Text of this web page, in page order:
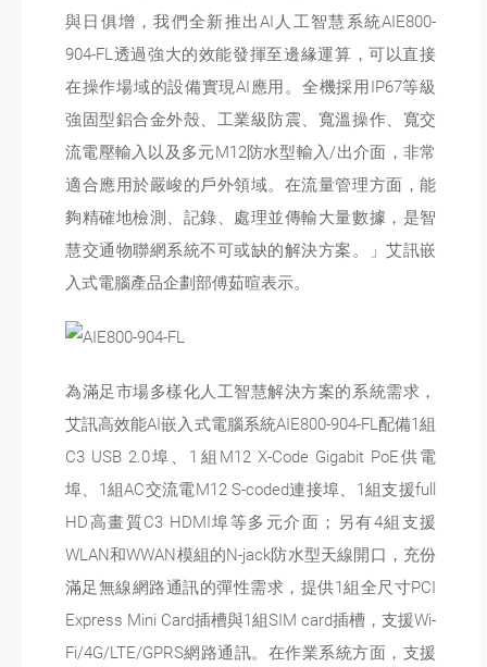
與日俱增，我們全新推出AI人工智慧系統AIE800-
904-FL透過強大的效能發揮至邊緣運算，可以直接
在操作場域的設備實現AI應用。全機採用IP67等級
強固型鋁合金外殼、工業級防震、寬溫操作、寬交
流電壓輸入以及多元M12防水型輸入/出介面，非常
適合應用於嚴峻的戶外領域。在流量管理方面，能
夠精確地檢測、記錄、處理並傳輸大量數據，是智
慧交通物聯網系統不可或缺的解決方案。」艾訊嵌
入式電腦產品企劃部傅茹暄表示。
為滿足市場多樣化人工智慧解決方案的系統需求，
艾訊高效能AI嵌入式電腦系統AIE800-904-FL配備1組
C3 USB 2.0埠、1組M12 X-Code Gigabit PoE供電
埠、1組AC交流電M12 S-coded連接埠、1組支援full
HD高畫質C3 HDMI埠等多元介面；另有4組支援
WLAN和WWAN模組的N-jack防水型天線開口，充份
滿足無線網路通訊的彈性需求，提供1組全尺寸PCI
Express Mini Card插槽與1組SIM card插槽，支援Wi-
Fi/4G/LTE/GPRS網路通訊。在作業系統方面，支援